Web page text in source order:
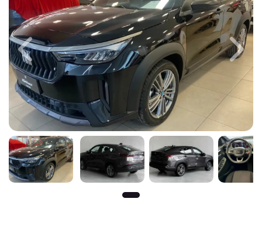
Previous Next